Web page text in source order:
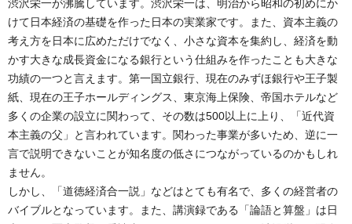
渋沢栄一が沸騰しています。渋沢栄一は、明治から昭和の初めにか
けて日本経済の基礎を作った日本の実業家です。また、資本主義の
考え方を日本に広めただけでなく、小さな資本を集約し、経済を動
かす大きな成長資金になる銀行という仕組みを作ったことも大きな
功績の一つと言えます。第一国立銀行、現在のみずほ銀行や王子製
紙、現在の王子ホールディングス、東京海上保険、帝国ホテルなど
多くの企業の設立に関わって、その数は500以上に上り、「近代資
本主義の父」と言われています。関わった事業が多いため、逆に一
言で説明できないことが知名度の低さにつながっているのかもしれ
ません。
しかし、「道徳経済合一説」などはとても有名で、多くの経営者の
バイブルとなっています。また、講演録である「論語と算盤」は日